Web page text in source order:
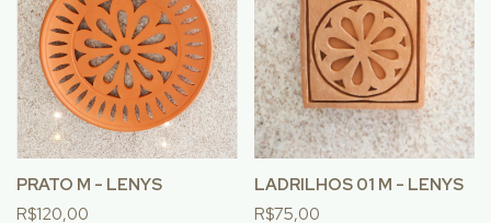
PRATO M - LENYS
R$120,00
LADRILHOS 01 M - LENYS
R$75,00